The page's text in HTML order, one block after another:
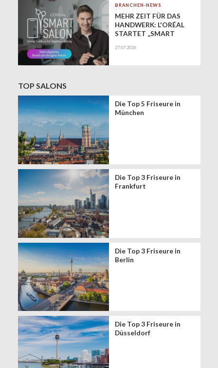
BRANCHEN-NEWS
MEHR ZEIT FÜR DAS
HANDWERK: L'ORÉAL
STARTET „SMART
EXKLUSIVEN BUSINESS-
27.07.2026
TOP SALONS
Die Top 5 Friseure in
München
Die Top 3 Friseure in
Frankfurt
Die Top 3 Friseure in
Berlin
Die Top 3 Friseure in
Düsseldorf